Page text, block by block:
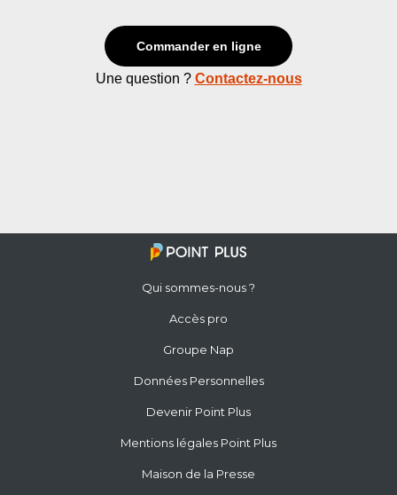
Commander en ligne
Une question ? Contactez-nous
Qui sommes-nous ?
Accès pro
Groupe Nap
Données Personnelles
Devenir Point Plus
Mentions légales Point Plus
Maison de la Presse